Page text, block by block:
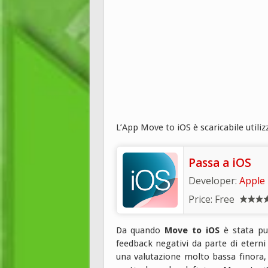
L’App Move to iOS è scaricabile
Passa a iOS
Developer: Apple
Price: Free
Da quando Move to iOS è stata
feedback negativi da parte di
una valutazione molto bassa